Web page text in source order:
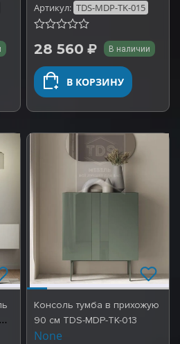
Артикул: TDS-MDP-TK-015
28 560 В наличии
В КОРЗИНУ
Консоль тумба в прихожую
90 см TDS-MDP-TK-013
None